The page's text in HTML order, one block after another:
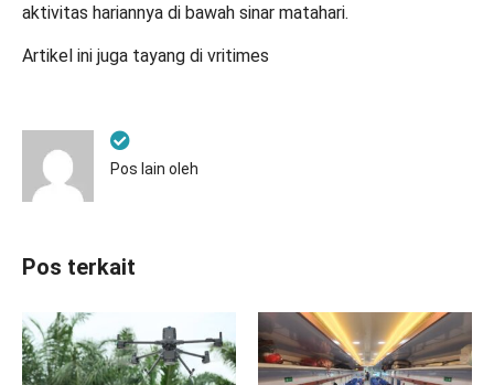
aktivitas hariannya di bawah sinar matahari.
Artikel ini juga tayang di vritimes
Pos lain oleh
Pos terkait